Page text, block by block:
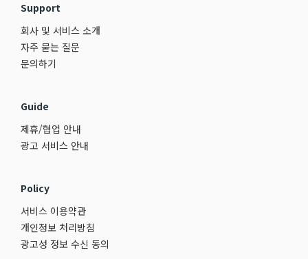
Support
회사 및 서비스 소개
자주 묻는 질문
문의하기
Guide
제휴/협업 안내
광고 서비스 안내
Policy
서비스 이용약관
개인정보 처리방침
광고성 정보 수신 동의